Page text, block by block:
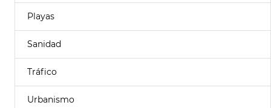
Playas
Sanidad
Tráfico
Urbanismo